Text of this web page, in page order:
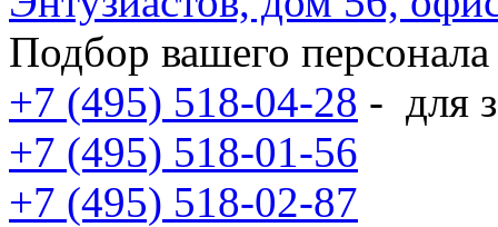
Подбор вашего персонала
+7 (495) 518-04-28 - для
+7 (495) 518-01-56
+7 (495) 518-02-87